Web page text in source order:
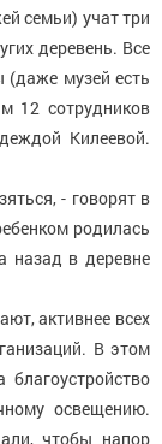
семьи) учат три
деревень. Все
(даже музей есть
12 сотрудников
Килеевой.
- говорят в
родилась
назад в деревне
активнее всех
В этом
благоустройство
освещению.
чтобы напор